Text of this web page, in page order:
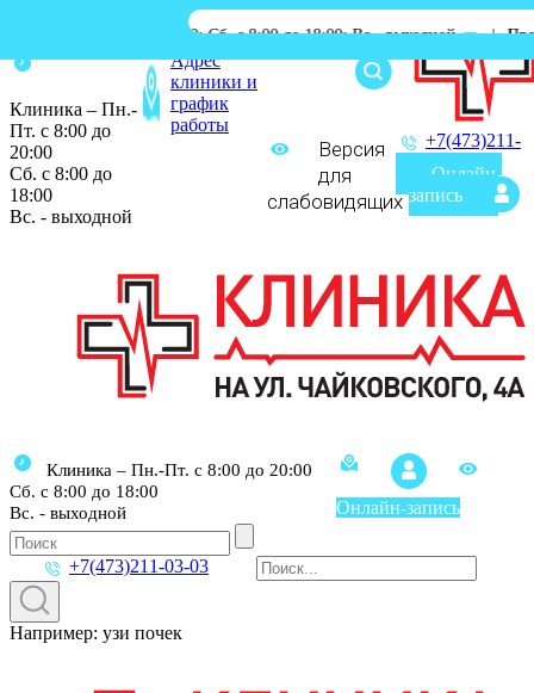
8:00 до 20:00; Сб. с 8:00 до 18:00; Вс.- выходной | Процедурный
Клиника – Пн.-
Пт. с 8:00 до
20:00
Сб. с 8:00 до
18:00
Вс. - выходной
Адрес
клиники и
график
работы
Версия
для
слабовидящих
+7(473)211-
Онлайн-
запись
Клиника – Пн.-Пт. с 8:00 до 20:00
Сб. с 8:00 до 18:00
Вс. - выходной
Онлайн-запись
+7(473)211-03-03
Например: узи почек